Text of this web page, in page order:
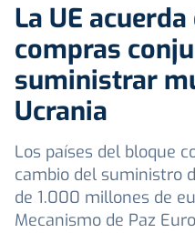
La UE
compras
suministrar
Ucrania
Los países del bloque
cambio del suministro
de 1.000 millones de
Mecanismo de Paz